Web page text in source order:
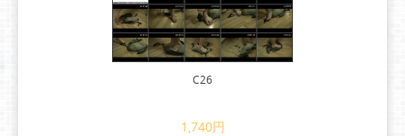
C26
1,740円